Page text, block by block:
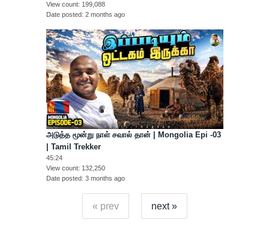
View count
199,088
Date posted 2 months ago
அடுத்த மூன்று நாள் சவால் தான் | Mongolia Epi -03
| Tamil Trekker
45:24
View count
132,250
Date posted 3 months ago
« prev next »